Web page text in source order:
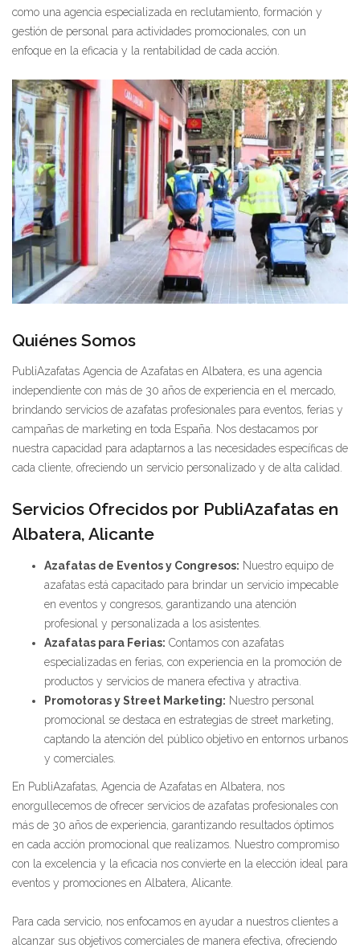
como una agencia especializada en reclutamiento, formación y
gestión de personal para actividades promocionales, con un
enfoque en la eficacia y la rentabilidad de cada acción.
Quiénes Somos
PubliAzafatas Agencia de Azafatas en Albatera, es una agencia
independiente con más de 30 años de experiencia en el mercado,
brindando servicios de azafatas profesionales para eventos, ferias y
campañas de marketing en toda España. Nos destacamos por
nuestra capacidad para adaptarnos a las necesidades específicas de
cada cliente, ofreciendo un servicio personalizado y de alta calidad.
Servicios Ofrecidos por PubliAzafatas en
Albatera, Alicante
Azafatas de Eventos y Congresos: Nuestro equipo de
azafatas está capacitado para brindar un servicio impecable
en eventos y congresos, garantizando una atención
profesional y personalizada a los asistentes.
Azafatas para Ferias: Contamos con azafatas
especializadas en ferias, con experiencia en la promoción de
productos y servicios de manera efectiva y atractiva.
Promotoras y Street Marketing: Nuestro personal
promocional se destaca en estrategias de street marketing,
captando la atención del público objetivo en entornos urbanos
y comerciales.
En PubliAzafatas, Agencia de Azafatas en Albatera, nos
enorgullecemos de ofrecer servicios de azafatas profesionales con
más de 30 años de experiencia, garantizando resultados óptimos
en cada acción promocional que realizamos. Nuestro compromiso
con la excelencia y la eficacia nos convierte en la elección ideal para
eventos y promociones en Albatera, Alicante.
Para cada servicio, nos enfocamos en ayudar a nuestros clientes a
alcanzar sus objetivos comerciales de manera efectiva, ofreciendo